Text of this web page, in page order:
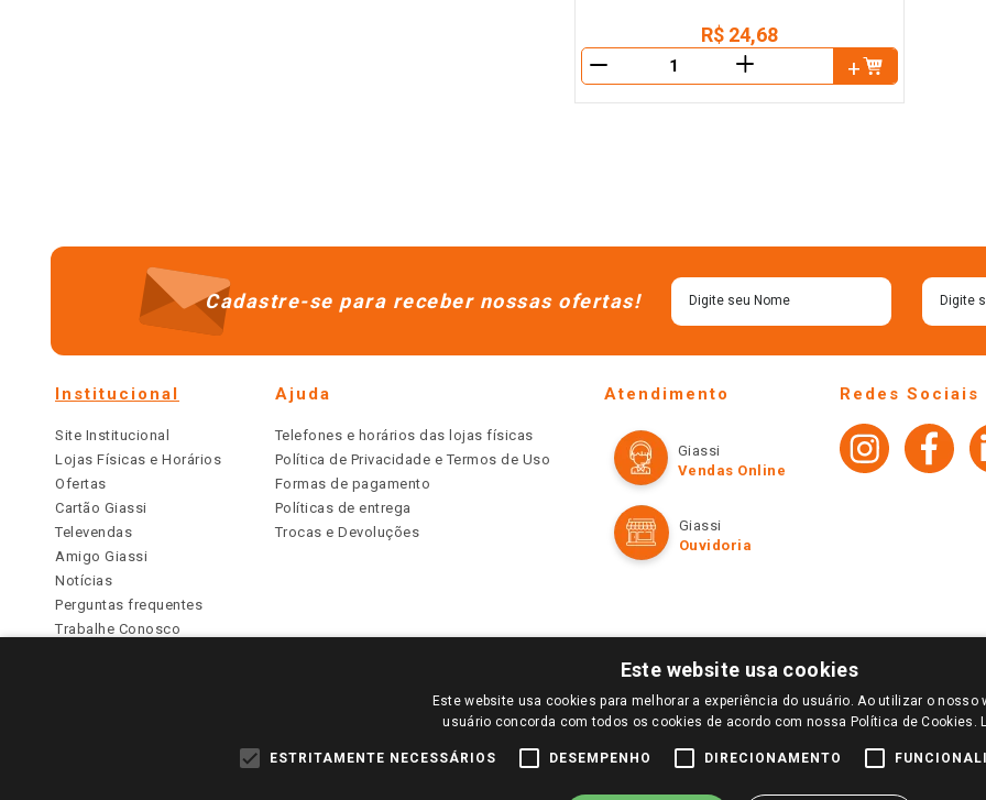
R$ 24,68
＋
Cadastre-se para receber nossas ofertas!
Institucional
Site Institucional
Lojas Físicas e Horários
Ofertas
Cartão Giassi
Televendas
Amigo Giassi
Notícias
Perguntas frequentes
Trabalhe Conosco
Ajuda
Telefones e horários das lojas físicas
Política de Privacidade e Termos de Uso
Formas de pagamento
Políticas de entrega
Trocas e Devoluções
Atendimento
Giassi
Vendas Online
Giassi
Ouvidoria
Redes Sociais
PARA VER OS PREÇOS DA SUA REGIÃO, FAÇA LOGIN E SELECIONE A LOJA DE SUA PREFERÊNCIA. SOMENTE APÓS O LOGIN, OS PREÇOS
TODOS OS PREÇOS E CONDIÇÕES COMERCIAIS DESTE SITE SÃO VÁLIDOS APENAS PARA COMPRAS REALIZADAS NO GIASSI.COM.BR E NA LOJA
DE BUSCAS.
Este website usa cookies
Este website usa cookies para melhorar a experiência do usuário. Ao utilizar o nosso
usuário concorda com todos os cookies de acordo com nossa Política de Cookies.
ESTRITAMENTE NECESSÁRIOS DESEMPENHO DIRECIONAMENTO